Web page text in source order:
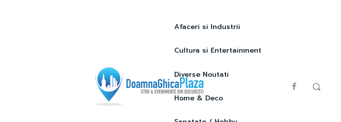
Afaceri si Industrii
Cultura si Entertainment
Diverse Noutati
Home & Deco